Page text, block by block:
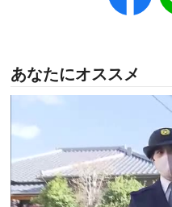
あなたにオススメ